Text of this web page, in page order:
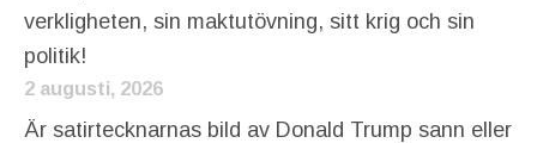
verkligheten, sin maktutövning, sitt krig och sin
politik!
2 augusti, 2026
Är satirtecknarnas bild av Donald Trump sann eller